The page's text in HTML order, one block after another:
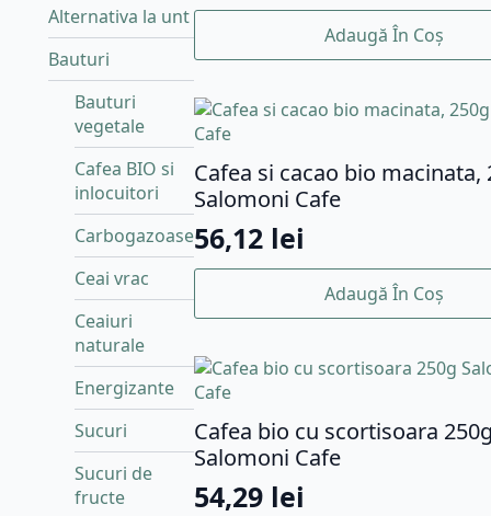
Alternativa la unt
Bauturi
Bauturi
vegetale
Cafea BIO si
inlocuitori
Carbogazoase
Ceai vrac
Ceaiuri
naturale
Energizante
Sucuri
Sucuri de
fructe
Adaugă În Coș
Cafea si cacao bio macinata,
Salomoni Cafe
56,12 lei
Adaugă În Coș
Cafea bio cu scortisoara
Salomoni Cafe
54,29 lei